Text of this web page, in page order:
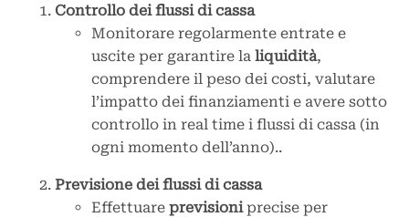
Controllo dei flussi di cassa
Monitorare regolarmente entrate e
uscite per garantire la liquidità,
comprendere il peso dei costi, valutare
l’impatto dei finanziamenti e avere sotto
controllo in real time i flussi di cassa (in
ogni momento dell’anno)..
Previsione dei flussi di cassa
Effettuare previsioniprecise per